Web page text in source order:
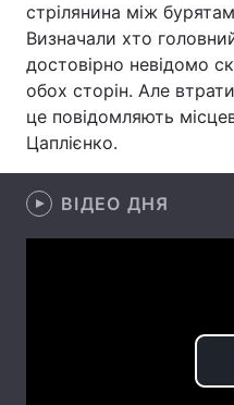
Спорт
Техно і зв'язок
Зброя
Здоров'я
стрілянина між
Визначали хто
достовірно невідомо
обох сторін. Але
це повідомляють
Цаплієнко.
ВІДЕО ДНЯ